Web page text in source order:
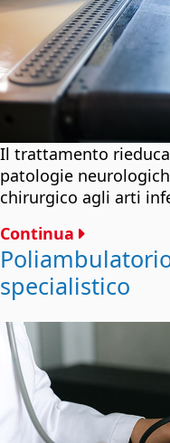
Il trattamento
patologie
chirurgico agli arti
Continua
specialistico